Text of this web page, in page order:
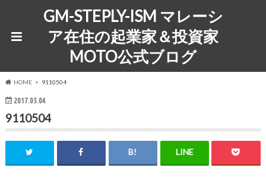
GM-STEPLY-ISM マレーシ
ア在住の起業家＆投資家
MOTO公式ブログ
HOME 9110504
2017.05.04
9110504